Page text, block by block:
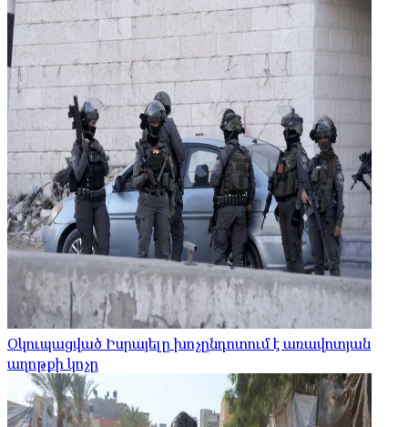
Օկուպացված Իսրայելը խոչընդոտում է առավոտյան
աղոթքի կոչը